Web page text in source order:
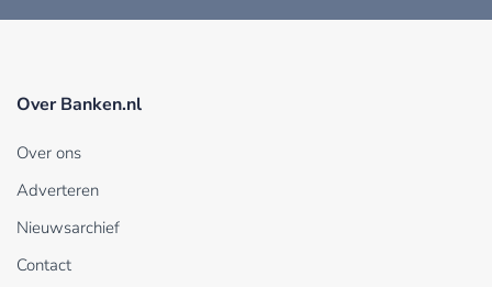
Over Banken.nl
Over ons
Adverteren
Nieuwsarchief
Contact